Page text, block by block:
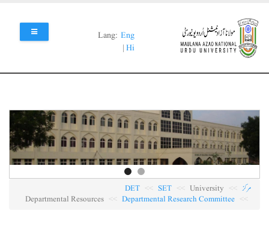
main
content
Lang: Eng
| Hi
مرکز SET
DET
Departmental Research Committee